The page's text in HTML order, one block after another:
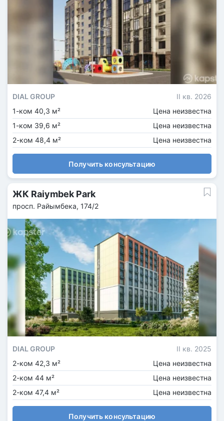
DIAL GROUP
II кв. 2026
1-ком 40,3 м²
Цена неизвестна
1-ком 39,6 м²
Цена неизвестна
2-ком 48,4 м²
Цена неизвестна
Получить консультацию
ЖК Raiymbek Park
просп. Райымбека, 174/2
DIAL GROUP
II кв. 2025
2-ком 42,3 м²
Цена неизвестна
2-ком 44 м²
Цена неизвестна
2-ком 47,4 м²
Цена неизвестна
Получить консультацию